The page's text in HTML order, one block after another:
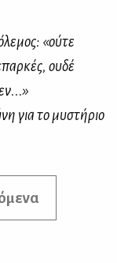
«ούτε
ουδέ
για το μυστήριο